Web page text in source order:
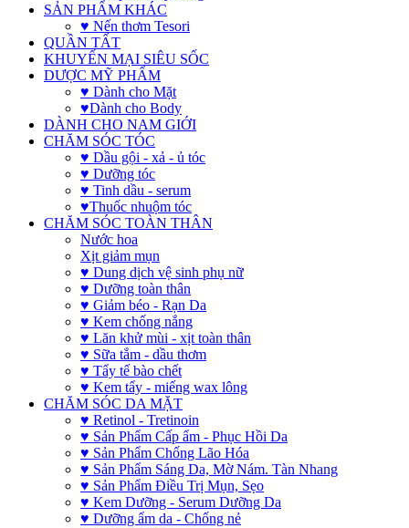
SẢN PHẨM KHÁC
♥ Nến thơm Tesori
QUẦN TẤT
KHUYẾN MẠI SIÊU SỐC
DƯỢC MỸ PHẨM
♥ Dành cho Mặt
♥Dành cho Body
DÀNH CHO NAM GIỚI
CHĂM SÓC TÓC
♥ Dầu gội - xả - ủ tóc
♥ Dưỡng tóc
♥ Tinh dầu - serum
♥Thuốc nhuộm tóc
CHĂM SÓC TOÀN THÂN
Nước hoa
Xịt giảm mụn
♥ Dung dịch vệ sinh phụ nữ
♥ Dưỡng toàn thân
♥ Giảm béo - Rạn Da
♥ Kem chống nắng
♥ Lăn khử mùi - xịt toàn thân
♥ Sữa tắm - dầu thơm
♥ Tẩy tế bào chết
♥ Kem tẩy - miếng wax lông
CHĂM SÓC DA MẶT
♥ Retinol - Tretinoin
♥ Sản Phẩm Cấp ẩm - Phục Hồi Da
♥ Sản Phẩm Chống Lão Hóa
♥ Sản Phẩm Sáng Da, Mờ Nám. Tàn Nhang
♥ Sản Phẩm Điều Trị Mụn, Sẹo
♥ Kem Dưỡng - Serum Dưỡng Da
♥ Dưỡng ẩm da - Chống nẻ